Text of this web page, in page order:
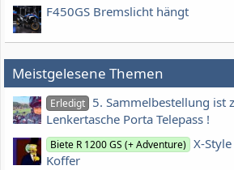
F450GS Bremslicht hängt
Meistgelesene Themen
Erledigt 5. Sammelbestellung ist
Lenkertasche Porta Telepass !
Biete R 1200 GS (+ Adventure) X-
Koffer